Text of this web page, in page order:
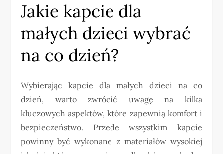
Jakie kapcie dla
małych dzieci wybrać
na co dzień?
Wybierając kapcie dla małych dzieci na co
dzień, warto zwrócić uwagę na kilka
kluczowych aspektów, które zapewnią komfort i
bezpieczeństwo. Przede wszystkim kapcie
powinny być wykonane z materiałów wysokiej